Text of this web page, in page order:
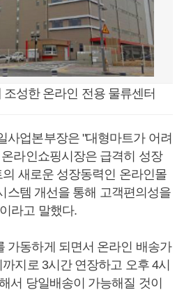
성한 온라인 전용 물류센터
사업본부장은 "대형마트가 어려
라인쇼핑시장은 급격히 성장
새로운 성장동력인 온라인몰
스템 개선을 통해 고객편의성을
라고 말했다.
가동하게 되면서 온라인 배송가
지로 3시간 연장하고 오후 4시
서 당일배송이 가능해질 것이